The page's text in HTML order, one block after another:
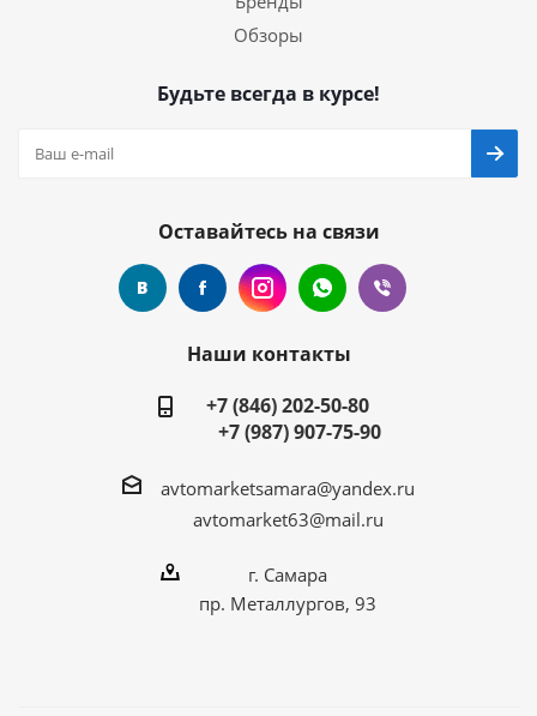
Обзоры
Будьте всегда в курсе!
Оставайтесь на связи
Наши контакты
+7 (846) 202-50-80
+7 (987) 907-75-90
avtomarketsamara@yandex.ru
avtomarket63@mail.ru
г. Самара
пр. Металлургов, 93